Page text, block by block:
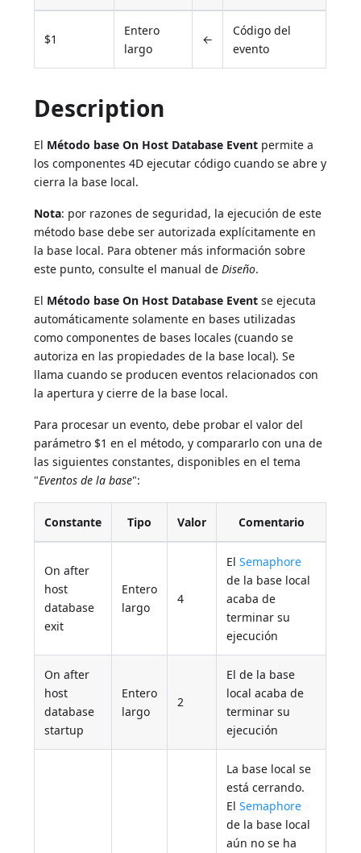
$1
Entero
largo
←
Código del
evento
Description
El Método base On Host Database Event permite a
los componentes 4D ejecutar código cuando se abre y
cierra la base local.
Nota: por razones de seguridad, la ejecución de este
método base debe ser autorizada explícitamente en
la base local. Para obtener más información sobre
este punto, consulte el manual deDiseño.
El Método base On Host Database Event se ejecuta
automáticamente solamente en bases utilizadas
como componentes de bases locales (cuando se
autoriza en las propiedades de la base local). Se
llama cuando se producen eventos relacionados con
la apertura y cierre de la base local.
Para procesar un evento, debe probar el valor del
parámetro $1 en el método, y compararlo con una de
las siguientes constantes, disponibles en el tema
"Eventos de la base":
Constante Tipo Valor Comentario
On after
host
database
exit
Entero
largo
4
ElSemaphore
de la base local
acaba de
terminar su
ejecución
On after
host
database
startup
Entero
largo
2
El de la base
local acaba de
terminar su
ejecución
La base local se
está cerrando.
ElSemaphore
de la base local
aún no se ha